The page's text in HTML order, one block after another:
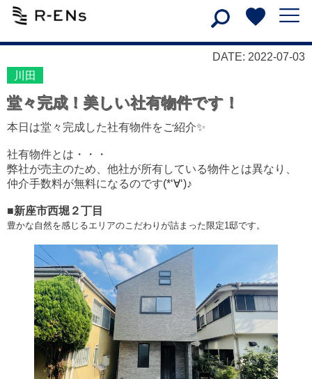
DATE: 2022-07-03
川田
堂々完成！美しい社有物件です！
本日は堂々完成した社有物件をご紹介✨
社有物件とは・・・
弊社が売主のため、他社が所有している物件とは異なり、
仲介手数料が無料になるのです(*‘∀‘)♪
■新座市西堀２丁目
豊かな自然を感じるエリアのこだわりが詰まった限定1邸です。